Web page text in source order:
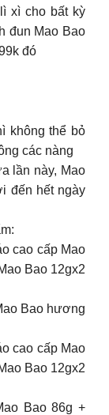
xì cho bất kỳ
đun Mao Bao
đó
không thể bỏ
các nàng
lần này, Mao
đến hết ngày
cao cấp Mao
Bao 12gx2
Bao hương
cao cấp Mao
Bao 12gx2
Bao 86g +